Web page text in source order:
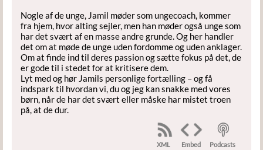
Nogle af de unge, Jamil møder som ungecoach, kommer
fra hjem, hvor alting sejler, men han møder også unge som
har det svært af en masse andre grunde. Og her handler
det om at møde de unge uden fordomme og uden anklager.
Om at finde ind til deres passion og sætte fokus på det, de
er gode til i stedet for at kritisere dem.
Lyt med og hør Jamils personlige fortælling – og få
indspark til hvordan vi, du og jeg kan snakke med vores
børn, når de har det svært eller måske har mistet troen
på, at de dur.
XML Embed Podcasts